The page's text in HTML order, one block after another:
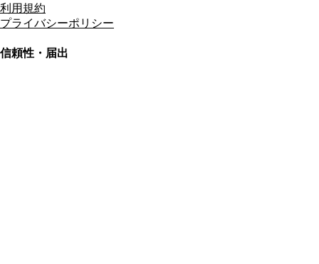
利用規約
プライバシーポリシー
信頼性・届出